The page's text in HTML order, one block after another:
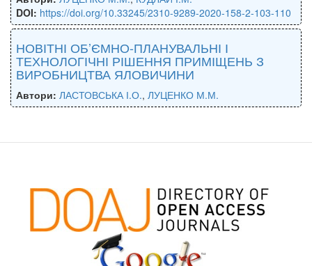
DOI: https://doi.org/10.33245/2310-9289-2020-158-2-103-110
НОВІТНІ ОБ’ЄМНО-ПЛАНУВАЛЬНІ І
ТЕХНОЛОГІЧНІ РІШЕННЯ ПРИМІЩЕНЬ З
ВИРОБНИЦТВА ЯЛОВИЧИНИ
Автори: ЛАСТОВСЬКА І.О., ЛУЦЕНКО М.М.